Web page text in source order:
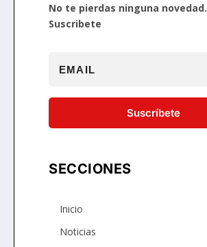
No te pierdas ninguna novedad.
Suscribete
Suscríbete
SECCIONES
Inicio
Noticias